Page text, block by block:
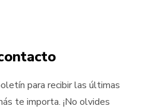
para recibir las últimas
te importa. ¡No olvides